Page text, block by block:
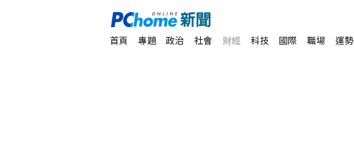
首頁 專題 政治 社會 財經 科技 國際 職場 運勢